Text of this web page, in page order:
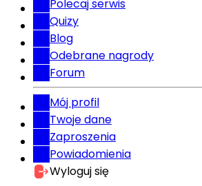
Polecaj serwis
Quizy
Blog
Odebrane nagrody
Forum
Mój profil
Twoje dane
Zaproszenia
Powiadomienia
Wyloguj się